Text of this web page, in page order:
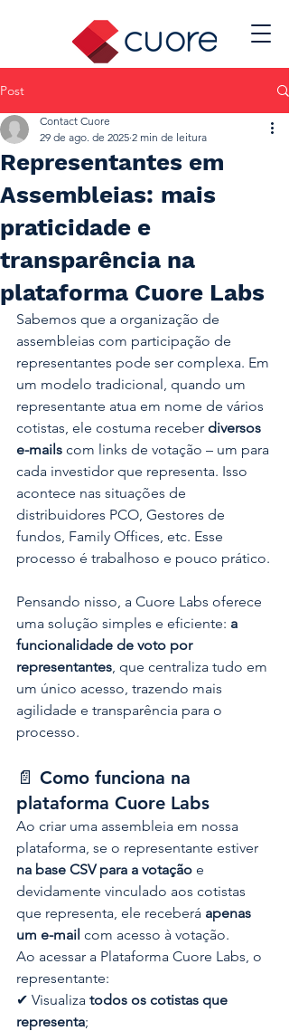
Post
Representantes em
Assembleias: mais
praticidade e
transparência na
plataforma Cuore Labs
Contact Cuore
29 de ago. de 2025 2 min de leitura
Sabemos que a organização de
assembleias com participação de
representantes pode ser complexa. Em
um modelo tradicional, quando um
representante atua em nome de vários
cotistas, ele costuma receber diversos
e-mails com links de votação – um para
cada investidor que representa. Isso
acontece nas situações de
distribuidores PCO, Gestores de
fundos, Family Offices, etc. Esse
processo é trabalhoso e pouco prático.
Pensando nisso, a Cuore Labs oferece
uma solução simples e eficiente: a
funcionalidade de voto por
representantes, que centraliza tudo em
um único acesso, trazendo mais
agilidade e transparência para o
processo.
📄 Como funciona na
plataforma Cuore Labs
Ao criar uma assembleia em nossa
plataforma, se o representante estiver
na base CSV para a votação e
devidamente vinculado aos cotistas
que representa, ele receberá apenas
um e-mail com acesso à votação.
Ao acessar a Plataforma Cuore Labs, o
representante:
✔ Visualiza todos os cotistas que
representa;